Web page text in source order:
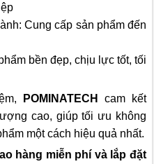
Cung cấp sản phẩm đến
bền đẹp, chịu lực tốt, tối
POMINATECH
cam kết
cao, giúp tối ưu không
một cách hiệu quả nhất.
hàng miễn phí và lắp đặt